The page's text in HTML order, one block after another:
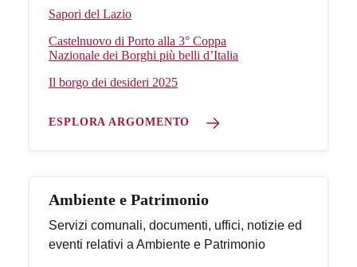
Sapori del Lazio
Castelnuovo di Porto alla 3° Coppa
Nazionale dei Borghi più belli d’Italia
Il borgo dei desideri 2025
ESPLORA ARGOMENTO
Ambiente e Patrimonio
Servizi comunali, documenti, uffici, notizie ed
eventi relativi a Ambiente e Patrimonio